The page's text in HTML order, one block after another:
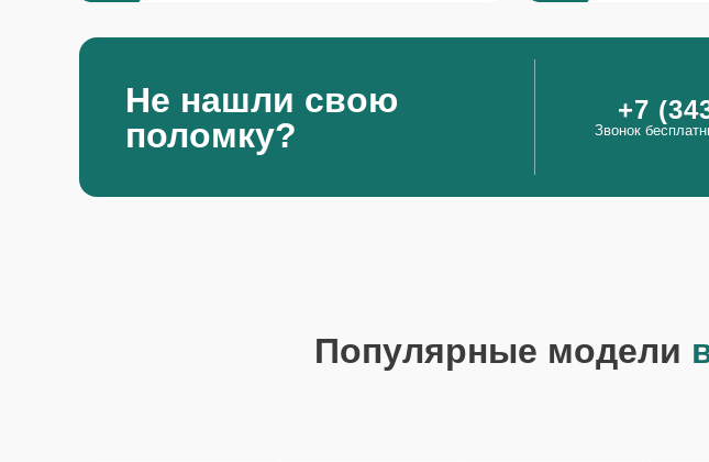
Не нашли свою
поломку?
+7
Звонок
Популярные модели